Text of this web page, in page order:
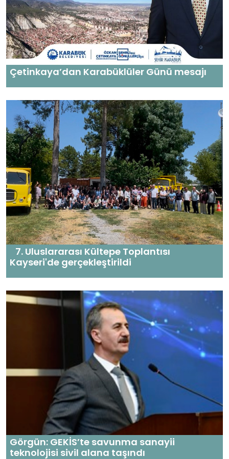
Çetinkaya’dan Karabüklüler Günü mesajı
7. Uluslararası Kültepe Toplantısı
Kayseri'de gerçekleştirildi
Görgün: GEKİS’te savunma sanayii
teknolojisi sivil alana taşındı